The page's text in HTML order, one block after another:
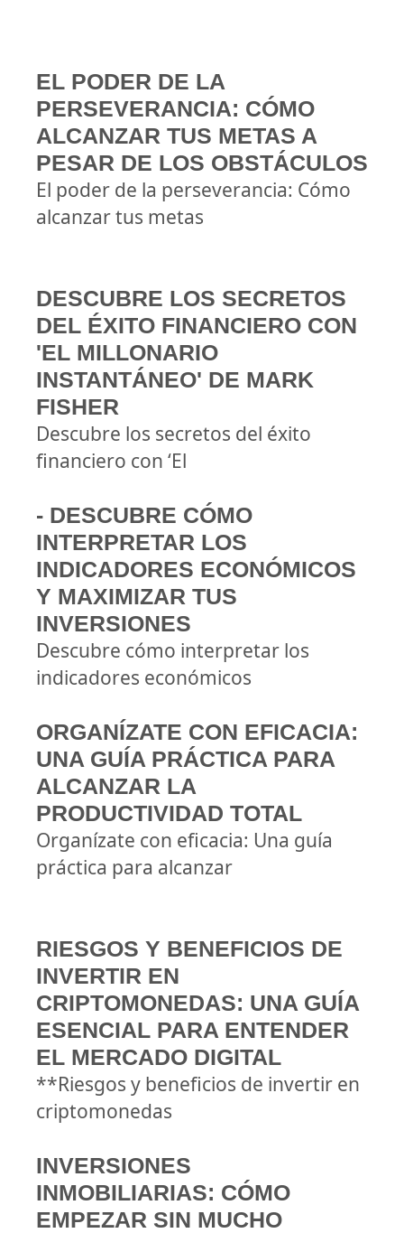
EL PODER DE LA
PERSEVERANCIA: CÓMO
ALCANZAR TUS METAS A
PESAR DE LOS OBSTÁCULOS
El poder de la perseverancia: Cómo
alcanzar tus metas
DESCUBRE LOS SECRETOS
DEL ÉXITO FINANCIERO CON
'EL MILLONARIO
INSTANTÁNEO' DE MARK
FISHER
Descubre los secretos del éxito
financiero con ‘El
- DESCUBRE CÓMO
INTERPRETAR LOS
INDICADORES ECONÓMICOS
Y MAXIMIZAR TUS
INVERSIONES
Descubre cómo interpretar los
indicadores económicos
ORGANÍZATE CON EFICACIA:
UNA GUÍA PRÁCTICA PARA
ALCANZAR LA
PRODUCTIVIDAD TOTAL
Organízate con eficacia: Una guía
práctica para alcanzar
RIESGOS Y BENEFICIOS DE
INVERTIR EN
CRIPTOMONEDAS: UNA GUÍA
ESENCIAL PARA ENTENDER
EL MERCADO DIGITAL
**Riesgos y beneficios de invertir en
criptomonedas
INVERSIONES
INMOBILIARIAS: CÓMO
EMPEZAR SIN MUCHO